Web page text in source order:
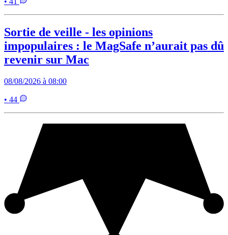
Sortie de veille - les opinions
impopulaires : le MagSafe n’aurait pas dû
revenir sur Mac
08/08/2026 à 08:00
• 44